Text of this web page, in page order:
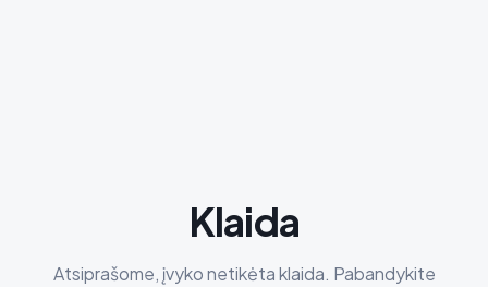
Klaida
Atsiprašome, įvyko netikėta klaida. Pabandykite